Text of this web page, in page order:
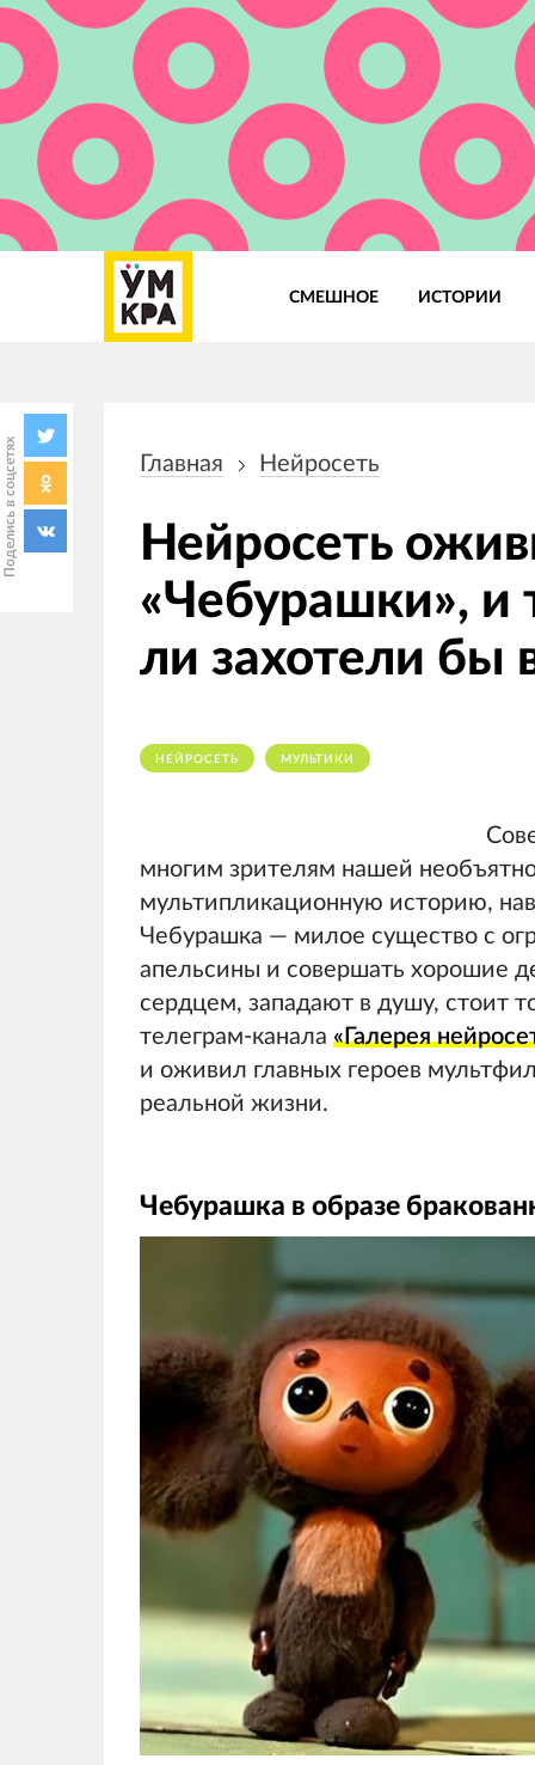
СМЕШНОЕ ИСТОРИИ
Поделись в соцсетях навигации
Главная Нейросеть
Нейросеть
«Чебурашки», и
ли захотели бы
НЕЙРОСЕТЬ МУЛЬТИКИ
многим зрителям нашей
мультипликационную историю,
Чебурашка — милое существо с
апельсины и совершать хорошие
сердцем, западают в душу, стоит
телеграм-канала «Галерея
и оживил главных героев
реальной жизни.
Чебурашка в образе